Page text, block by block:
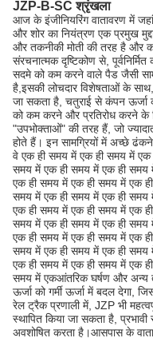
JZP-B-SC श्रृंखला
आज के इंजीनियरिंग वातावरण में
और शोर का नियंत्रण एक प्रमुख
और तकनीकी मोती की तरह है और कई
संरचनात्मक दृष्टिकोण से,
सदमे को कम करने वाले पैड जैसी
है,इसकी लोचदार विशेषताओं के
जा सकता है, चतुराई से कंपन
को कम करने और प्रतिरोध करने के
"उपभोक्ताओं" की तरह हैं, जो
होते हैं। इन सामग्रियों में अच्छे
वे एक ही समय में एक ही समय में
समय में एक ही समय में एक ही समय
एक ही समय में एक ही समय में एक
समय में एक ही समय में एक ही समय
एक ही समय में एक ही समय में एक
समय में एक ही समय में एक ही समय
एक ही समय में एक ही समय में एक
समय में एक ही समय में एक ही समय
एक ही समय में एक ही समय में एक
समय में एकआंतरिक घर्षण और अन्य
ऊर्जा को गर्मी ऊर्जा में बदल देगा,
रेल ट्रैक प्रणाली में, JZP भी
स्थापित किया जा सकता है,
अवशोषित करता है।आसपास के